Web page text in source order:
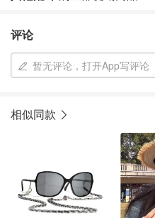
评论
暂无评论，打开App写评论
相似同款